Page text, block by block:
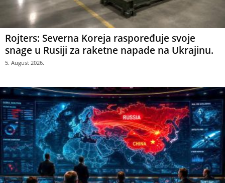
Rojters: Severna Koreja raspoređuje svoje
snage u Rusiji za raketne napade na Ukrajinu.
5. August 2026.